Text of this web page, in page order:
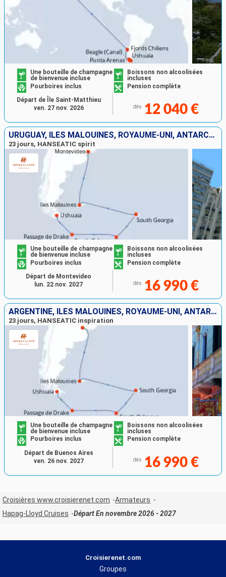
Une bouteille de champagne
de bienvenue incluse
Boissons non alcoolisées
incluses
Pourboires inclus
Pension complète
dès 12 040 €
Départ de Île Saint-Matthieu
ven. 27 nov. 2026
URUGUAY, ÎLES MALOUINES, ROYAUME-UNI, ANTARCTIQUE, ARGENTINE
23 jours, HANSEATIC spirit
Une bouteille de champagne
de bienvenue incluse
Boissons non alcoolisées
incluses
Pourboires inclus
Pension complète
dès 16 990 €
Départ de Montevideo
lun. 22 nov. 2027
ARGENTINE, ÎLES MALOUINES, ROYAUME-UNI, ANTARCTIQUE
23 jours, HANSEATIC inspiration
Une bouteille de champagne
de bienvenue incluse
Boissons non alcoolisées
incluses
Pourboires inclus
Pension complète
dès 16 990 €
Départ de Buenos Aires
ven. 26 nov. 2027
Croisières www.croisierenet.com
Armateurs
Hapag-Lloyd Cruises
Départ En novembre 2026 - 2027
Croisierenet.com
Groupes